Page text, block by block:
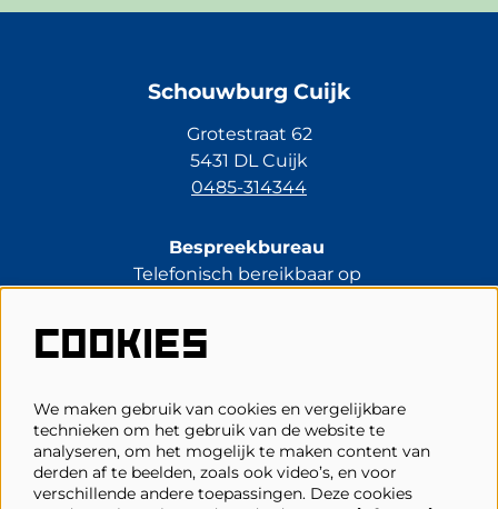
Schouwburg Cuijk
Grotestraat 62
5431 DL Cuijk
0485-314344
Bespreekbureau
Telefonisch bereikbaar op
0485-314344
kassa@schouwburgcuijk.nl
Veelgestelde vragen
Zaalplattegronden
Privacy, cookies & voorwaarden
COOKIES
We maken gebruik van cookies en vergelijkbare
technieken om het gebruik van de website te
analyseren, om het mogelijk te maken content van
derden af te beelden, zoals ook video’s, en voor
verschillende andere toepassingen. Deze cookies